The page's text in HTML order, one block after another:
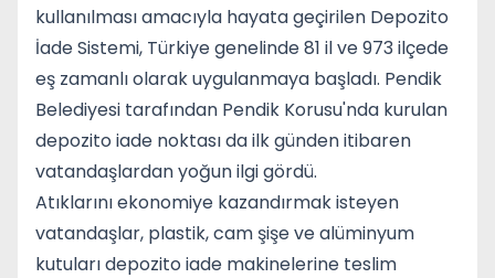
kullanılması amacıyla hayata geçirilen Depozito
İade Sistemi, Türkiye genelinde 81 il ve 973 ilçede
eş zamanlı olarak uygulanmaya başladı. Pendik
Belediyesi tarafından Pendik Korusu'nda kurulan
depozito iade noktası da ilk günden itibaren
vatandaşlardan yoğun ilgi gördü.
Atıklarını ekonomiye kazandırmak isteyen
vatandaşlar, plastik, cam şişe ve alüminyum
kutuları depozito iade makinelerine teslim